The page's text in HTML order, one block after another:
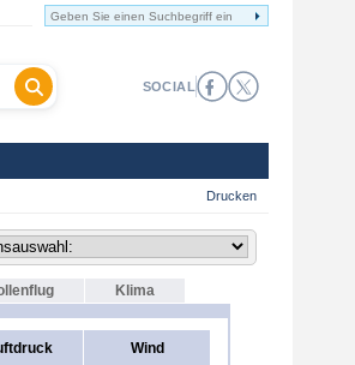
SOCIAL
Drucken
Klima
Wind